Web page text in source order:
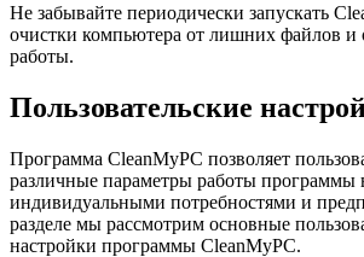
Не забывайте периодически запускать
очистки компьютера от лишних файлов и
работы.
Пользовательские
Программа CleanMyPC позволяет
различные параметры работы программы
индивидуальными потребностями и
разделе мы рассмотрим основные
настройки программы CleanMyPC.